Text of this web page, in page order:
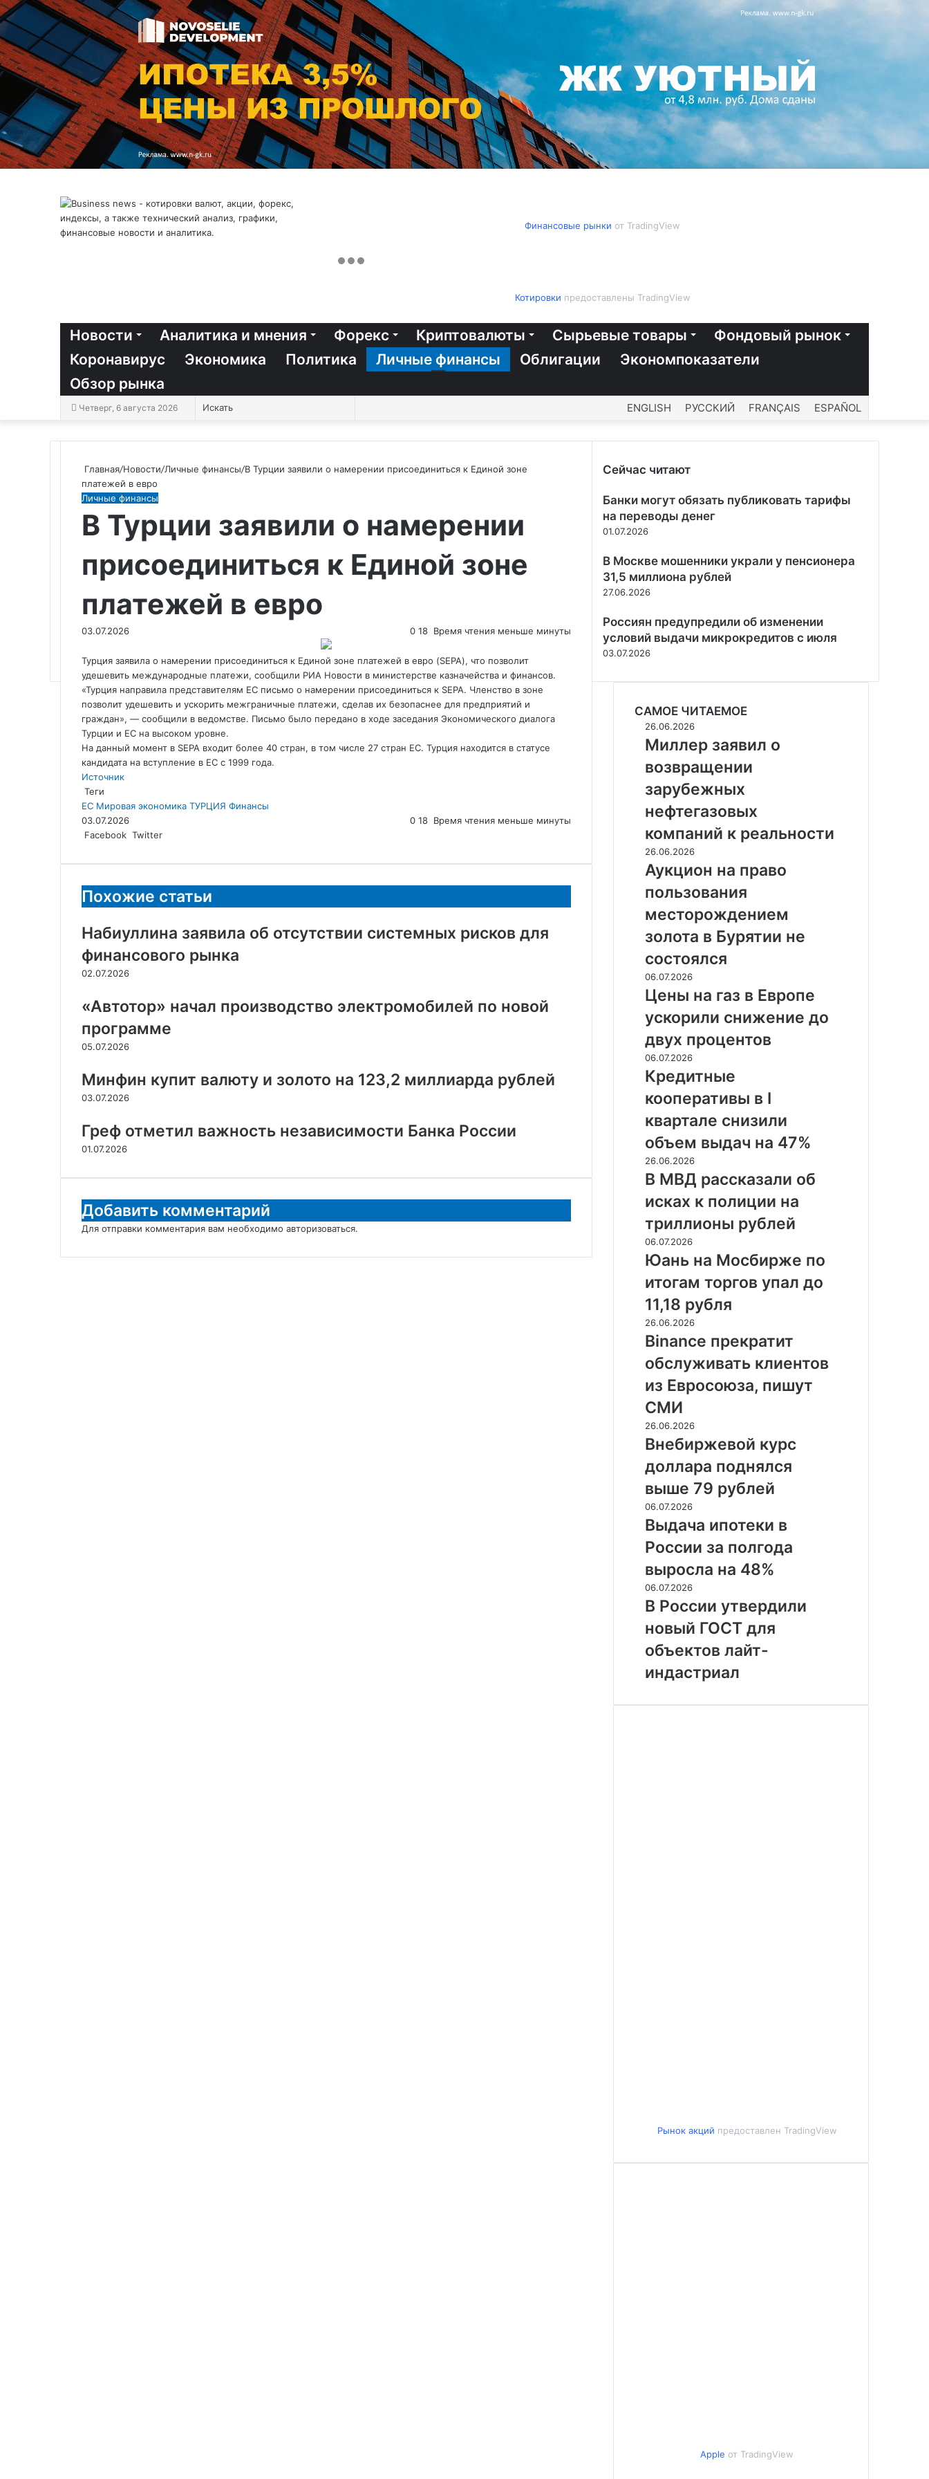
Финансовые рынки от TradingView
Котировки предоставлены TradingView
Новости Аналитика и мнения Форекс Криптовалюты Сырьевые товары
Фондовый рынок
Коронавирус
Экономика Политика Личные финансы Облигации
Экономпоказатели
Обзор рынка
Четверг, 6 августа 2026 ENGLISH РУССКИЙ FRANÇAIS ESPAÑOL
Главная/Новости/Личные финансы/В Турции заявили о намерении присоединиться к Единой зоне
платежей в евро
Личные финансы
В Турции заявили о намерении
присоединиться к Единой зоне
платежей в евро
03.07.2026 0 18 Время чтения меньше минуты
Турция заявила о намерении присоединиться к Единой зоне платежей в евро (SEPA), что позволит
удешевить международные платежи, сообщили РИА Новости в министерстве казначейства и финансов.
«Турция направила представителям ЕС письмо о намерении присоединиться к SEPA. Членство в зоне
позволит удешевить и ускорить межграничные платежи, сделав их безопаснее для предприятий и
граждан», — сообщили в ведомстве. Письмо было передано в ходе заседания Экономического диалога
Турции и ЕС на высоком уровне.
На данный момент в SEPA входит более 40 стран, в том числе 27 стран ЕС. Турция находится в статусе
кандидата на вступление в ЕС с 1999 года.
Источник
Теги
ЕС Мировая экономика ТУРЦИЯ Финансы
03.07.2026
0 18 Время чтения меньше минуты
Facebook Twitter
электронную
Похожие статьи
Набиуллина заявила об отсутствии системных рисков для
финансового рынка
02.07.2026
«Автотор» начал производство электромобилей по новой
программе
05.07.2026
Минфин купит валюту и золото на 123,2 миллиарда рублей
03.07.2026
Греф отметил важность независимости Банка России
01.07.2026
Добавить комментарий
Для отправки комментария вам необходимо авторизоваться.
Сейчас читают
Банки могут обязать публиковать тарифы
на переводы денег
01.07.2026
В Москве мошенники украли у пенсионера
31,5 миллиона рублей
27.06.2026
Россиян предупредили об изменении
условий выдачи микрокредитов с июля
03.07.2026
САМОЕ ЧИТАЕМОЕ
Миллер
заявил
возвращении
зарубежных
нефтегазовых
компаний
реальности
26.06.2026
Миллер заявил о
возвращении
зарубежных
нефтегазовых
компаний к реальности
Аукцион
на
право
пользования
месторождением
золота
в
не
состоялся
26.06.2026
Аукцион на право
пользования
месторождением
золота в Бурятии не
состоялся
Цены
на
газ
в
Европе
ускорили
снижение
до
процентов
06.07.2026
Цены на газ в Европе
ускорили снижение до
двух процентов
Кредитные
кооперативы
квартале
снизили
объем
выдач
на
47%
06.07.2026
Кредитные
кооперативы в I
квартале снизили
объем выдач на 47%
В
МВД
рассказали
об
исках
к
полиции
на
рублей
26.06.2026
В МВД рассказали об
исках к полиции на
триллионы рублей
Юань
на
Мосбирже
по
итогам
торгов
упал
до
11,18
рубля
06.07.2026
Юань на Мосбирже по
итогам торгов упал до
11,18 рубля
Binance
прекратит
обслуживать
клиентов
из
Евросоюза,
пишут
СМИ
26.06.2026
Binance прекратит
обслуживать клиентов
из Евросоюза, пишут
СМИ
Внебиржевой
курс
доллара
поднялся
выше
79
рублей
26.06.2026
Внебиржевой курс
доллара поднялся
выше 79 рублей
Выдача
ипотеки
России
за
полгода
выросла
на
06.07.2026
Выдача ипотеки в
России за полгода
выросла на 48%
В
России
утвердили
новый
ГОСТ
для
объектов
индастриал
06.07.2026
В России утвердили
новый ГОСТ для
объектов лайт-
индастриал
Рынок акций предоставлен TradingView
Apple от TradingView